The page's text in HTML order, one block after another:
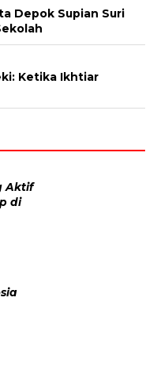
Depok Supian Suri
Ketika Ikhtiar
Aktif
di